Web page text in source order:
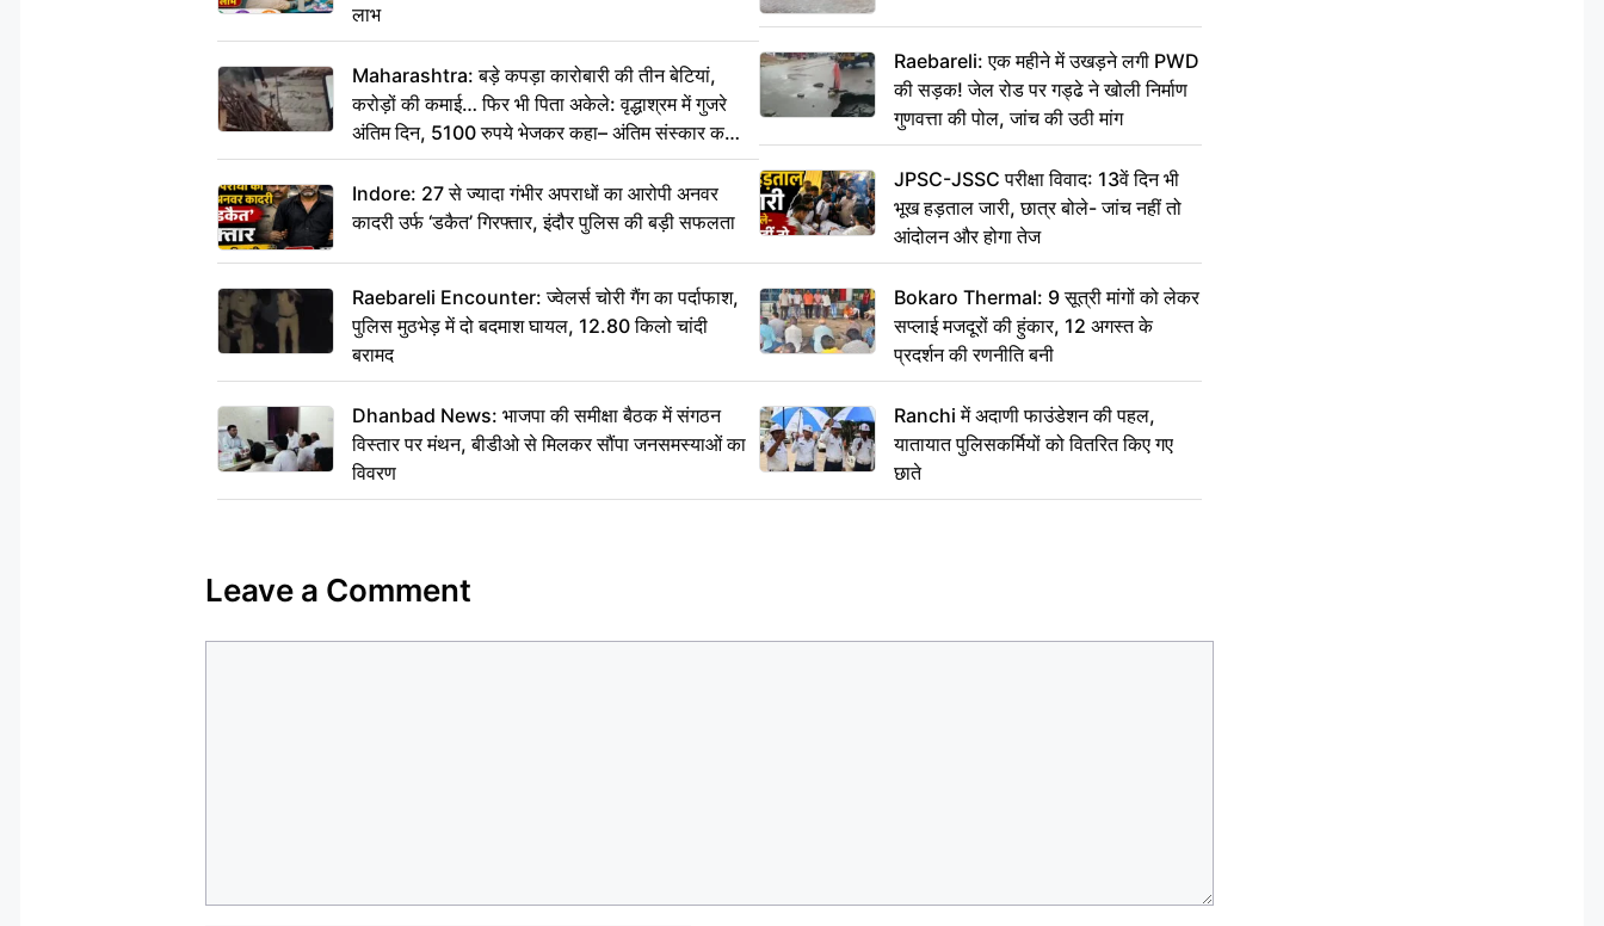
लाभ
Maharashtra: बड़े कपड़ा कारोबारी की तीन बेटियां,
करोड़ों की कमाई… फिर भी पिता अकेले: वृद्धाश्रम में गुजरे
अंतिम दिन, 5100 रुपये भेजकर कहा– अंतिम संस्कार कर
दीजिए हम नहीं आ पाएंगे
Indore: 27 से ज्यादा गंभीर अपराधों का आरोपी अनवर
कादरी उर्फ ‘डकैत’ गिरफ्तार, इंदौर पुलिस की बड़ी सफलता
Raebareli Encounter: ज्वेलर्स चोरी गैंग का पर्दाफाश,
पुलिस मुठभेड़ में दो बदमाश घायल, 12.80 किलो चांदी
बरामद
Dhanbad News: भाजपा की समीक्षा बैठक में संगठन
विस्तार पर मंथन, बीडीओ से मिलकर सौंपा जनसमस्याओं का
विवरण
Raebareli: एक महीने में उखड़ने लगी PWD
की सड़क! जेल रोड पर गड्ढे ने खोली निर्माण
गुणवत्ता की पोल, जांच की उठी मांग
JPSC-JSSC परीक्षा विवाद: 13वें दिन भी
भूख हड़ताल जारी, छात्र बोले- जांच नहीं तो
आंदोलन और होगा तेज
Bokaro Thermal: 9 सूत्री मांगों को लेकर
सप्लाई मजदूरों की हुंकार, 12 अगस्त के
प्रदर्शन की रणनीति बनी
Ranchi में अदाणी फाउंडेशन की पहल,
यातायात पुलिसकर्मियों को वितरित किए गए
छाते
Leave a Comment